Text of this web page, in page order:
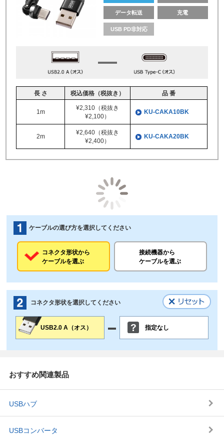
データ転送 充電
USB PD非対応
長 さ 税込価格（税抜き） 品 番
1m
¥2,310（税抜き
¥2,100）
KU-CAKA10BK
2m
¥2,640（税抜き
¥2,400）
KU-CAKA20BK
ケーブルの選び方を選択してください
コネクタ形状から
ケーブルを選ぶ
接続機器から
ケーブルを選ぶ
コネクタ形状を選択してください
USB2.0 A（オス） 指定なし
おすすめ関連製品
USBハブ
USBコンバータ